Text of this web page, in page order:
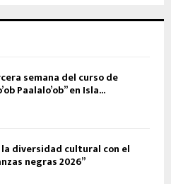
semana del curso de
Paalalo’ob” en Isla...
la diversidad cultural con el
negras 2026”